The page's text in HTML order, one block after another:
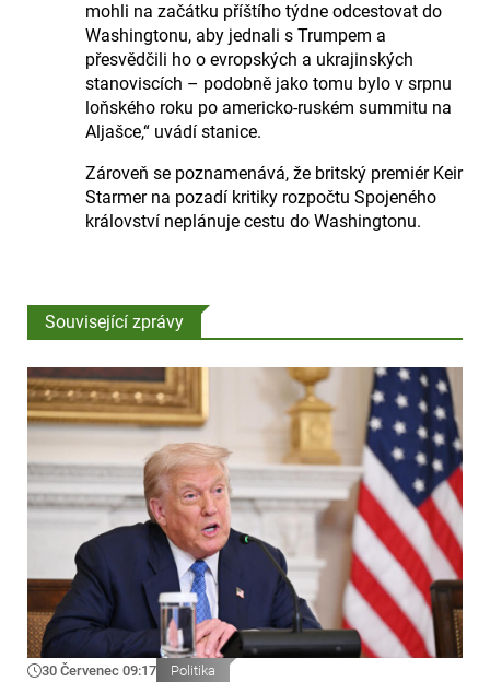
mohli na začátku příštího týdne odcestovat do
Washingtonu, aby jednali s Trumpem a
přesvědčili ho o evropských a ukrajinských
stanoviscích – podobně jako tomu bylo v srpnu
loňského roku po americko-ruském summitu na
Aljašce,“ uvádí stanice.
Zároveň se poznamenává, že britský premiér Keir
Starmer na pozadí kritiky rozpočtu Spojeného
království neplánuje cestu do Washingtonu.
Související zprávy
30 Červenec 09:17 Politika